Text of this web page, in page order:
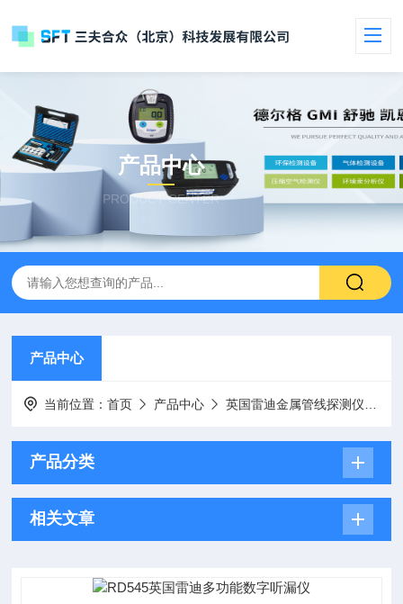
产品中心
PRODUCT CENTER
产品中心
当前位置：首页 产品中心 英国雷迪金属管线探测仪
产品分类
相关文章